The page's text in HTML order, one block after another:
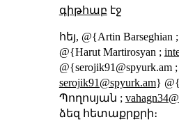
գիթհաբ էջ
հեյ, @{Artin Barseghian ;
@{Harut Martirosyan ;
@{serojik91@spyurk.am ;
serojik91@spyurk.am}
Պողոսյան ;
ձեզ հետաքրքրի։